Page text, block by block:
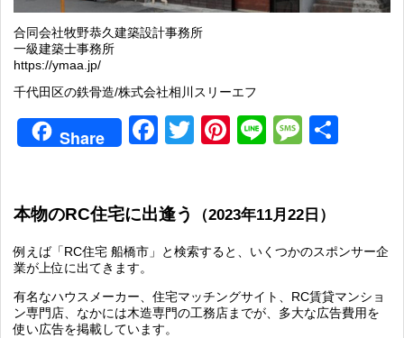
合同会社牧野恭久建築設計事務所
一級建築士事務所
https://ymaa.jp/
千代田区の鉄骨造/株式会社相川スリーエフ
Share Facebook
TwitterPinterest
Line
本物のRC住宅に出逢う （2023年11月22日）
例えば「RC住宅 船橋市」と検索すると、いくつかのスポンサー企
業が上位に出てきます。
有名なハウスメーカー、住宅マッチングサイト、RC賃貸マンショ
ン専門店、なかには木造専門の工務店までが、多大な広告費用を
使い広告を掲載しています。